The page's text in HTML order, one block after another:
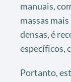
manuais,
massas
densas, é
específicos,
Portanto,